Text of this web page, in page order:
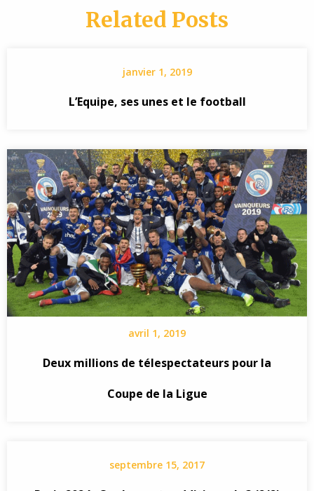
Related Posts
janvier 1, 2019
L’Equipe, ses unes et le football
avril 1, 2019
Deux millions de télespectateurs pour la
Coupe de la Ligue
septembre 15, 2017